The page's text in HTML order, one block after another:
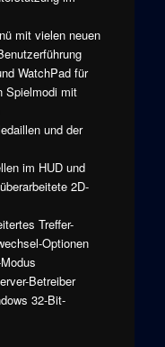
mit vielen neuen
WatchPad für
Spielmodi mit
und der
im HUD und
2D-
Treffer-
Optionen
Betreiber
32-Bit-